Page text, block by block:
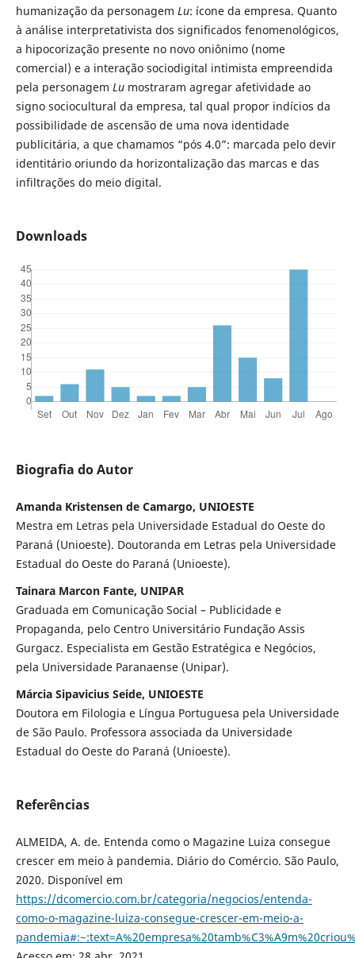
humanização da personagem Lu: ícone da empresa. Quanto
à análise interpretativista dos significados fenomenológicos,
a hipocorização presente no novo oniônimo (nome
comercial) e a interação sociodigital intimista empreendida
pela personagem Lu mostraram agregar afetividade ao
signo sociocultural da empresa, tal qual propor indícios da
possibilidade de ascensão de uma nova identidade
publicitária, a que chamamos “pós 4.0”: marcada pelo devir
identitário oriundo da horizontalização das marcas e das
infiltrações do meio digital.
Downloads
Biografia do Autor
Amanda Kristensen de Camargo, UNIOESTE
Mestra em Letras pela Universidade Estadual do Oeste do
Paraná (Unioeste). Doutoranda em Letras pela Universidade
Estadual do Oeste do Paraná (Unioeste).
Tainara Marcon Fante, UNIPAR
Graduada em Comunicação Social – Publicidade e
Propaganda, pelo Centro Universitário Fundação Assis
Gurgacz. Especialista em Gestão Estratégica e Negócios,
pela Universidade Paranaense (Unipar).
Márcia Sipavicius Seide, UNIOESTE
Doutora em Filologia e Língua Portuguesa pela Universidade
de São Paulo. Professora associada da Universidade
Estadual do Oeste do Paraná (Unioeste).
Referências
ALMEIDA, A. de. Entenda como o Magazine Luiza consegue
crescer em meio à pandemia. Diário do Comércio. São Paulo,
2020. Disponível em
https://dcomercio.com.br/categoria/negocios/entenda-
como-o-magazine-luiza-consegue-crescer-em-meio-a-